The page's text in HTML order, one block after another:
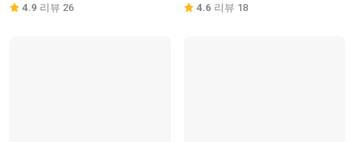
4.9 리뷰 26 4.6 리뷰 18